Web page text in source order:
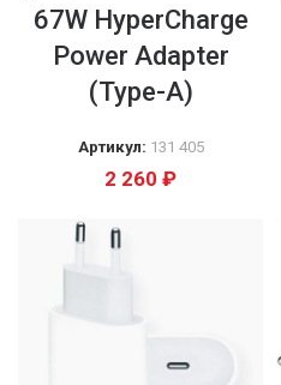
67W HyperCharge
Power Adapter
(Type-A)
Артикул: 131 405
2 260 ₽